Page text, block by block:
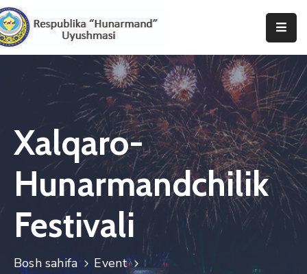
Uyushma
Tadbirlar
Milliy
Matbuot
Xalqaro-
Hunarmandchilik
Festivali
Bosh sahifa
Event